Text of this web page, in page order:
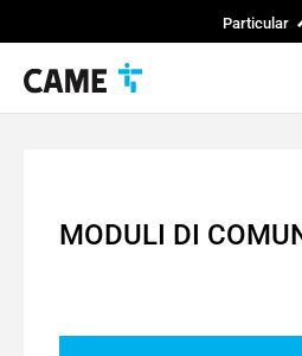
Particular
MODULI DI